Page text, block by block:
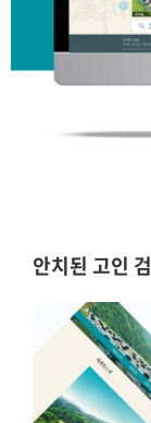
안치된 고인